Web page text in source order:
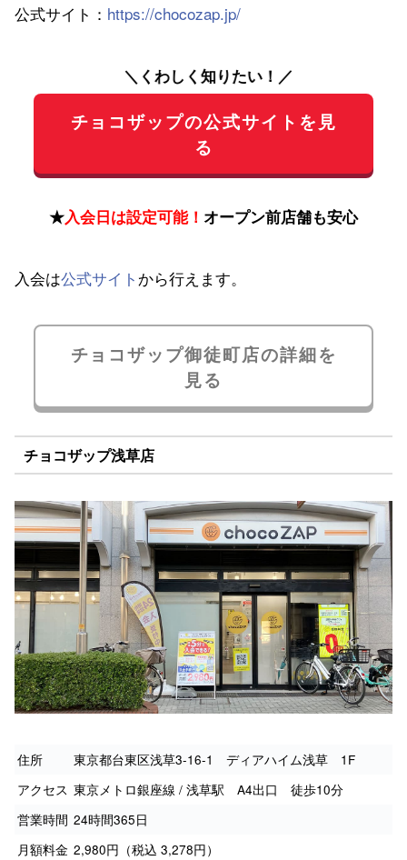
公式サイト： https://chocozap.jp/
＼くわしく知りたい！／
チョコザップの公式サイトを見
る
★入会日は設定可能！ オープン前店舗も安心
入会は公式サイト から行えます。
チョコザップ御徒町店の詳細を
見る
チョコザップ浅草店
住所
東京都台東区浅草3-16-1 ディアハイム浅草 1F
アクセス 東京メトロ銀座線 / 浅草駅 A4出口 徒歩10分
営業時間 24時間365日
月額料金 2,980円（税込 3,278円）